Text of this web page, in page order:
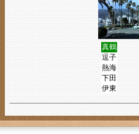
真鶴
逗子
熱海
下田
伊東